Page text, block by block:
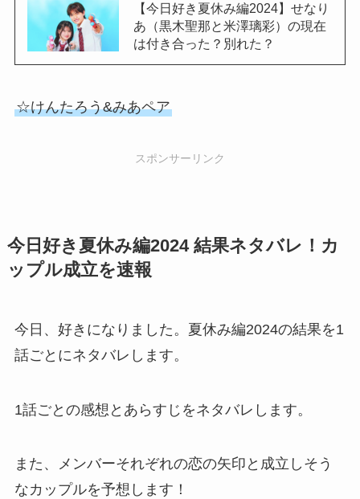
【今日好き夏休み編2024】せなり
あ（黒木聖那と米澤璃彩）の現在
は付き合った？別れた？
☆けんたろう&みあペア
スポンサーリンク
今日好き夏休み編2024 結果ネタバレ！カ
ップル成立を速報
今日、好きになりました。夏休み編2024の結果を1
話ごとにネタバレします。
1話ごとの感想とあらすじをネタバレします。
また、メンバーそれぞれの恋の矢印と成立しそう
なカップルを予想します！